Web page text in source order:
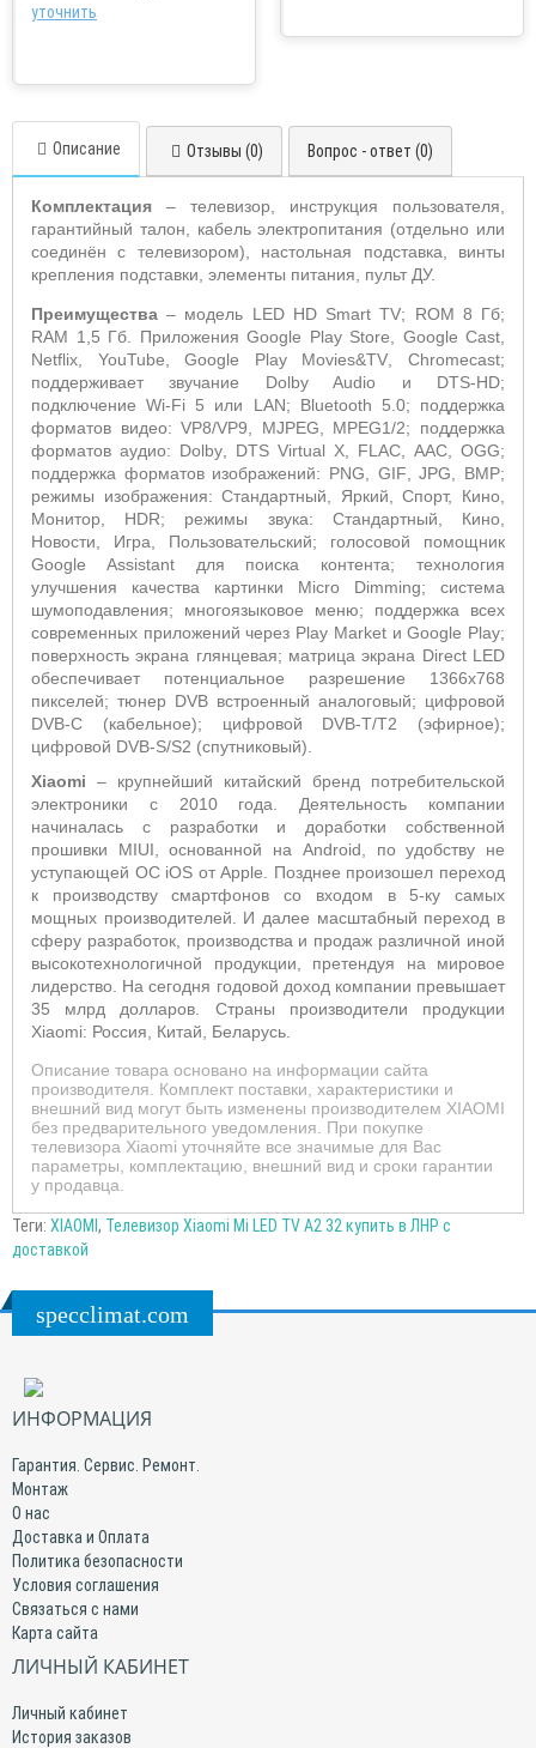
уточнить
Описание Отзывы (0) Вопрос - ответ (0)
Комплектация – телевизор, инструкция пользователя,
гарантийный талон, кабель электропитания (отдельно или
соединён с телевизором), настольная подставка, винты
крепления подставки, элементы питания, пульт ДУ.
Преимущества– модель LED HD Smart TV; ROM 8 Гб;
RAM 1,5 Гб. Приложения Google Play Store, Google Cast,
Netflix, YouTube,Google Play Movies&TV,Chromecast;
поддерживает звучание Dolby Audio и DTS-HD;
подключениеWi-Fi 5 или LAN; Bluetooth 5.0; поддержка
форматов видео:VP8/VP9, MJPEG, MPEG1/2; поддержка
форматов аудио: Dolby, DTS Virtual X, FLAC, AAC, OGG;
поддержка форматов изображений: PNG, GIF,JPG, BMP;
режимы изображения: Стандартный, Яркий, Спорт, Кино,
Монитор, HDR; режимы звука: Стандартный, Кино,
Новости, Игра, Пользовательский; голосовой помощник
Google
Assistantдля поиска контента; технология
улучшения качества картинки Micro Dimming; система
шумоподавления; многоязыковое меню; поддержка всех
современных приложений через Play Market иGoogle Play;
поверхность экрана глянцевая; матрица экрана Direct LED
обеспечивает потенциальное разрешение 1366х768
пикселей; тюнер DVB встроенный аналоговый; цифровой
DVB-C (кабельное); цифровой DVB-T/T2 (эфирное);
цифровой DVB-S/S2 (спутниковый).
Xiaomi – крупнейший китайский бренд потребительской
электроники с 2010 года.Деятельность компании
начиналась с разработки и доработки собственной
прошивки MIUI, основанной на Android, по удобству не
уступающей ОС iOS отApple. Позднее произошел переход
к производству смартфонов со входом в 5-ку самых
мощных производителей. И далее масштабный переход в
сферу разработок, производства и продаж различной иной
высокотехнологичной продукции, претендуя на мировое
лидерство. На сегодня годовой доход компании превышает
35 млрд долларов. Страны производители продукции
Xiaomi: Россия, Китай, Беларусь.
Описание товара основано на информации сайта
производителя. Комплект поставки, характеристики и
внешний вид могут быть изменены производителем XIAOMI
без предварительного уведомления. При покупке
телевизора Xiaomi уточняйте все значимые для Вас
параметры, комплектацию, внешний вид и сроки гарантии
у продавца.
Теги: XIAOMI , Телевизор Xiaomi Mi LED TV A2 32 купить в ЛНР с
доставкой
specclimat.com
ИНФОРМАЦИЯ
Гарантия. Сервис. Ремонт.
Монтаж
О нас
Доставка и Оплата
Политика безопасности
Условия соглашения
Связаться с нами
Карта сайта
ЛИЧНЫЙ КАБИНЕТ
Личный кабинет
История заказов